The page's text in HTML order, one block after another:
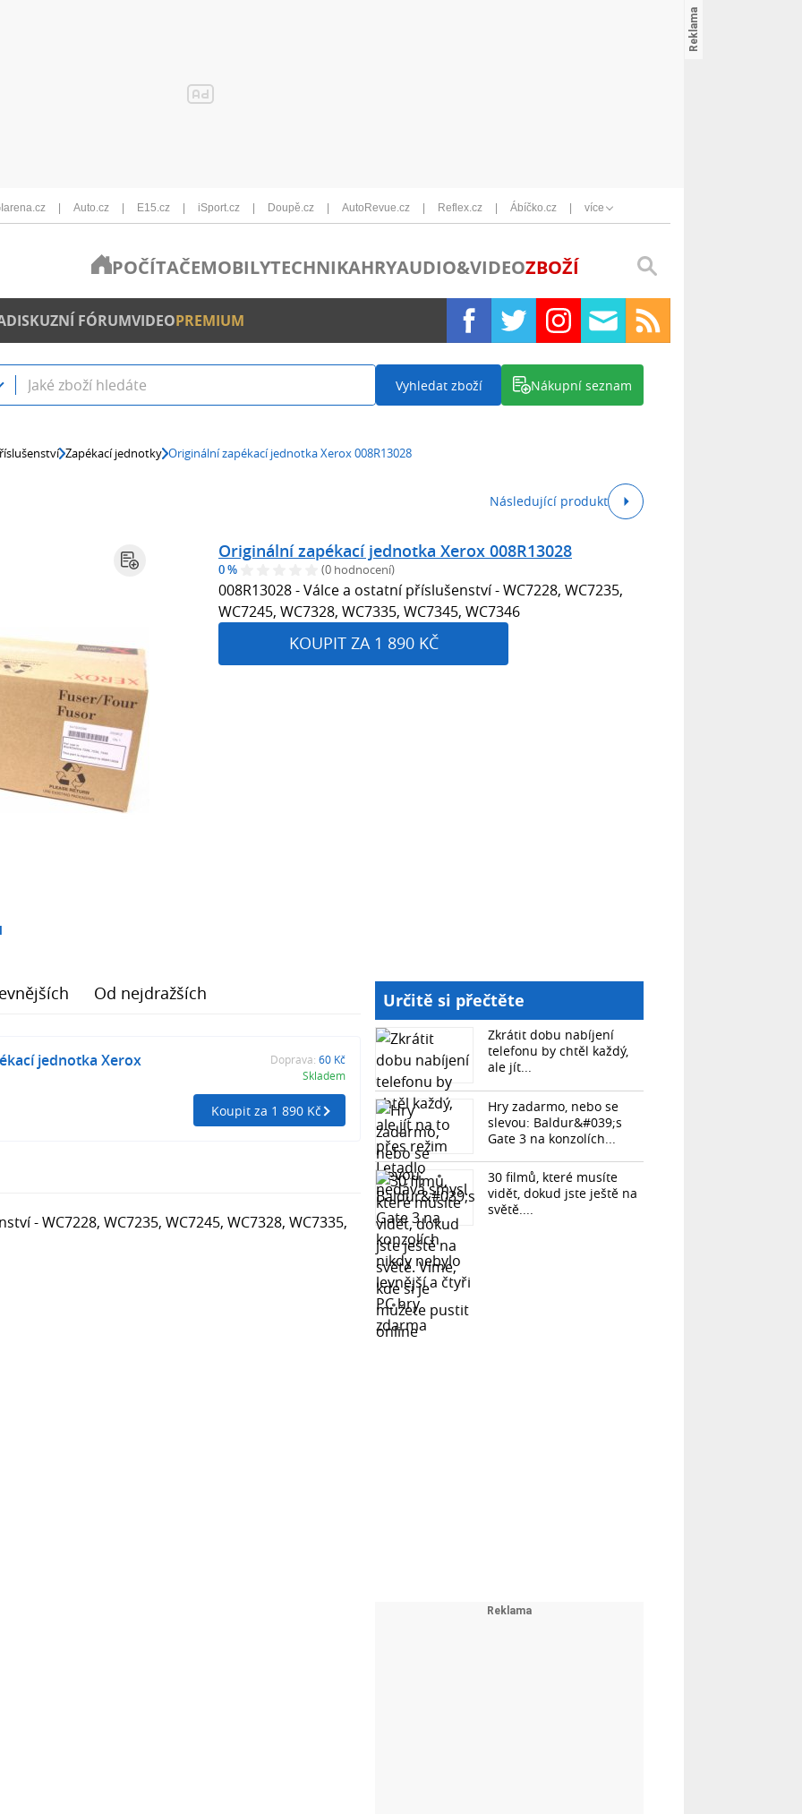
Auto.cz E15.cz iSport.cz Doupě.cz AutoRevue.cz Reflex.cz Ábíčko.cz více
POČÍTAČEMOBILYTECHNIKAHRYAUDIO&VIDEOZBOŽÍ
DISKUZNÍ FÓRUMVIDEOPREMIUM
Vyhledat zboží Nákupní seznam
Zapékací jednotky Originální zapékací jednotka Xerox 008R13028
Následující produkt
Originální zapékací jednotka Xerox 008R13028
0 % (0 hodnocení)
008R13028 - Válce a ostatní příslušenství - WC7228, WC7235,
WC7245, WC7328, WC7335, WC7345, WC7346
KOUPIT ZA 1 890 KČ
Od nejdražších
jednotka Xerox
Doprava: 60 Kč
Skladem
Koupit za 1 890 Kč
- WC7228, WC7235, WC7245, WC7328, WC7335,
Určitě si přečtěte
Zkrátit dobu nabíjení
telefonu by chtěl každý,
ale jít...
Hry zadarmo, nebo se
slevou: Baldur&#039;s
Gate 3 na konzolích...
30 filmů, které musíte
vidět, dokud jste ještě na
světě....